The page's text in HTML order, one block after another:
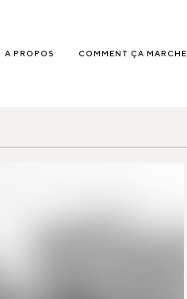
A PROPOS COMMENT ÇA MARCHE